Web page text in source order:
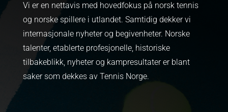
Vi er en nettavis med hovedfokus på norsk tennis
og norske spillere i utlandet. Samtidig dekker vi
internasjonale nyheter og begivenheter. Norske
talenter, etablerte profesjonelle, historiske
tilbakeblikk, nyheter og kampresultater er blant
saker som dekkes av Tennis Norge.